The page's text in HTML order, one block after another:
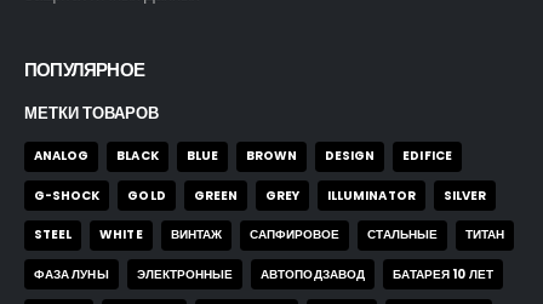
ПОПУЛЯРНОЕ
МЕТКИ ТОВАРОВ
ANALOG BLACK BLUE BROWN DESIGN EDIFICE
G-SHOCK GOLD GREEN GREY ILLUMINATOR SILVER
STEEL WHITE ВИНТАЖ САПФИРОВОЕ СТАЛЬНЫЕ ТИТАН
ФАЗА ЛУНЫ ЭЛЕКТРОННЫЕ АВТОПОДЗАВОД БАТАРЕЯ 10 ЛЕТ